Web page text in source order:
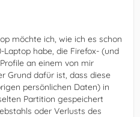
möchte ich, wie ich es schon
habe, die Firefox- (und
an einem von mir
Grund dafür ist, dass diese
persönlichen Daten) in
Partition gespeichert
oder Verlusts des